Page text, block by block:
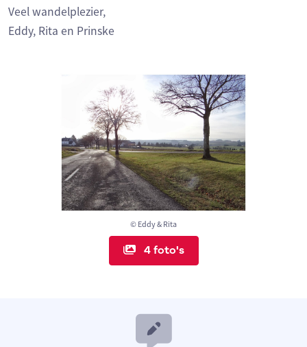
© Eddy & Rita
4 foto's
Veel wandelplezier,
Eddy, Rita en Prinske